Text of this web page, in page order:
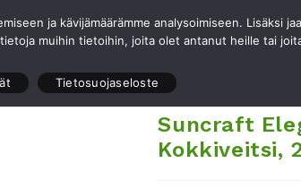
Suncraft-sarjat
Suncraft
Kokkiveitsi,
ja kävijämäärämme analysoimiseen. Lisäksi
muihin tietoihin, joita olet antanut heille tai
Tietosuojaseloste